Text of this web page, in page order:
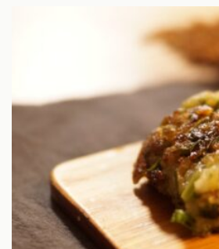
サービス
薬膳講座
オンラインコミュニティ
お料理レッスン